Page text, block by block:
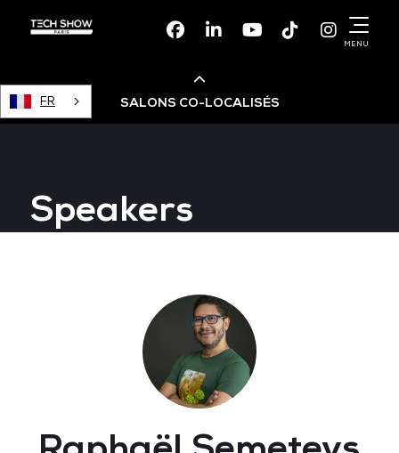
FacebookLinkedinYoutubeTikTok
MENU
FR SALONS CO-LOCALISÉS
Devops Live
Data & AI Leaders Summit
Speakers